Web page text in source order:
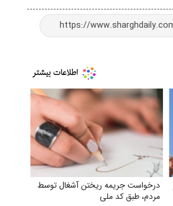
درخواست جریمه ریختن آشغال توسط
مردم، طبق کد ملی